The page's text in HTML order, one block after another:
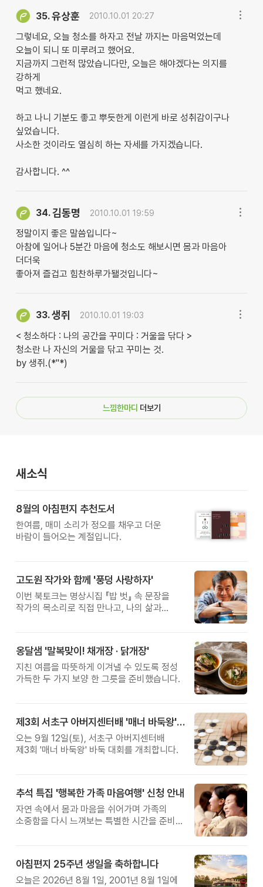
35.유상훈 2010.10.01 20:27
그렇네요, 오늘 청소를 하자고 전날 까지는 마음먹었는데
오늘이 되니 또 미루려고 했어요.
지금까지 그런적 많았습니다만, 오늘은 해야겠다는 의지를
강하게
먹고 했네요.
하고 나니 기분도 좋고 뿌듯한게 이런게 바로 성취감이구나
싶었습니다.
사소한 것이라도 열심히 하는 자세를 가지겠습니다.
감사합니다. ^^
34.김동명 2010.10.01 19:59
정말이지 좋은 말씀입니다~
아참에 일어나 5분간 마음에 청소도 해보시면 몸과 마음아
더더욱
좋아져 즐겁고 힘찬하루가됄것입니다~
33.생쥐 2010.10.01 19:03
< 청소하다 : 나의 공간을 꾸미다 : 거울을 닦다 >
청소란 나 자신의 거울을 닦고 꾸미는 것.
by 생쥐.(*''*)
느낌한마디 더보기
새소식
8월의 아침편지 추천도서
한여름, 매미 소리가 정오를 채우고 더운
바람이 들어오는 계절입니다.
고도원 작가와 함께 '풍덩 사랑하자'
이번 북토크는 명상시집 『밥 벗』 속 문장을
작가의 목소리로 직접 만나고, 나의 삶과
옹달샘 '말복맞이! 채개장 · 닭개장'
지친 여름을 따뜻하게 이겨낼 수 있도록 정성
가득한 두 가지 보양 한 그릇을 준비했습니다.
제3회 서초구 아버지센터배 '매너 바둑왕' 대회
오는 9월 12일(토), 서초구 아버지센터배
제3회 '매너 바둑왕' 바둑 대회를 개최합니다.
추석 특집 '행복한 가족 마음여행' 신청 안내
자연 속에서 몸과 마음을 쉬어가며 가족의
소중함을 다시 느껴보는 특별한 시간을 준비해
아침편지 25주년 생일을 축하합니다
오늘은 2026년 8월 1일, 2001년 8월 1일에